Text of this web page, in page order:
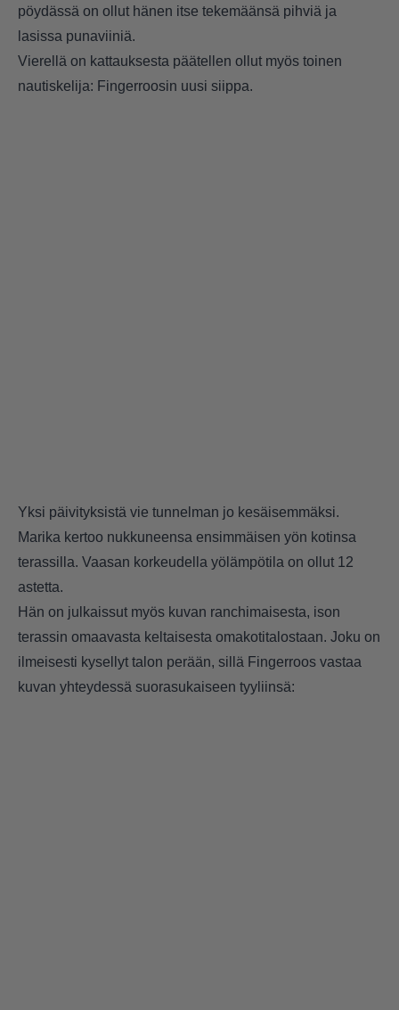
pöydässä on ollut hänen itse tekemäänsä pihviä ja
lasissa punaviiniä.
Vierellä on kattauksesta päätellen ollut myös toinen
nautiskelija: Fingerroosin uusi siippa.
Yksi päivityksistä vie tunnelman jo kesäisemmäksi.
Marika kertoo nukkuneensa ensimmäisen yön kotinsa
terassilla. Vaasan korkeudella yölämpötila on ollut 12
astetta.
Hän on julkaissut myös kuvan ranchimaisesta, ison
terassin omaavasta keltaisesta omakotitalostaan. Joku on
ilmeisesti kysellyt talon perään, sillä Fingerroos vastaa
kuvan yhteydessä suorasukaiseen tyyliinsä: